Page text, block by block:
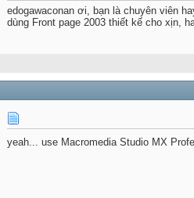
edogawaconan ơi, bạn là chuyên viên
dùng Front page 2003 thiết kế cho xịn,
yeah... use Macromedia Studio MX